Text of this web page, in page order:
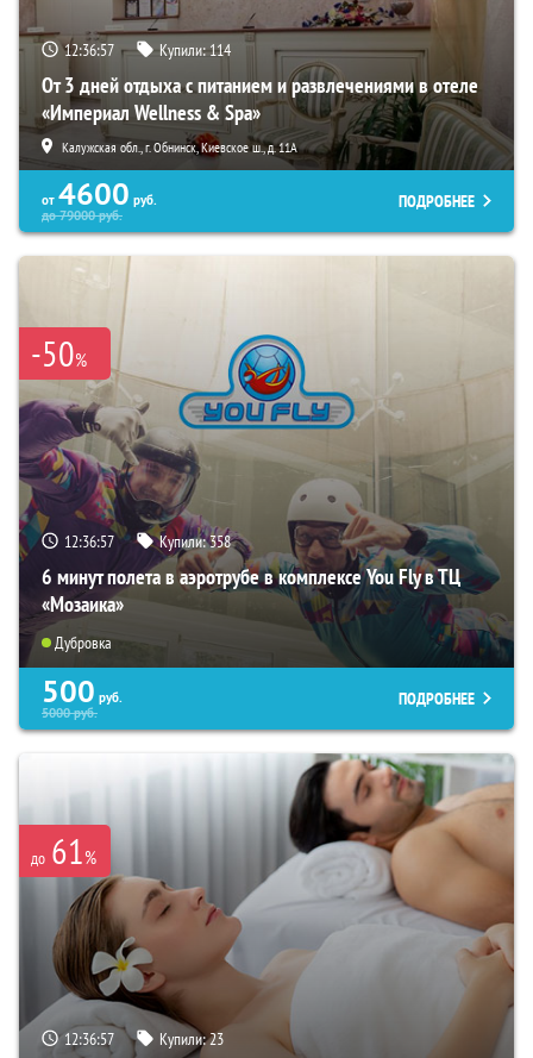
12:36:56 Купили:114
От 3 дней отдыха с питанием и развлечениями в отеле
«Империал Wellness & Spa»
Калужская обл., г. Обнинск, Киевское ш., д. 11А
от 4600 руб.
до79000руб.
ПОДРОБНЕЕ
-50%
12:36:56 Купили:358
6 минут полета в аэротрубе в комплексе You Fly в ТЦ
«Мозаика»
Дубровка
500 руб.
5000руб.
ПОДРОБНЕЕ
до 61%
12:36:56 Купили:23